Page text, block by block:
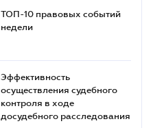
ТОП-10 правовых событий
недели
Эффективность
осуществления судебного
контроля в ходе
досудебного расследования